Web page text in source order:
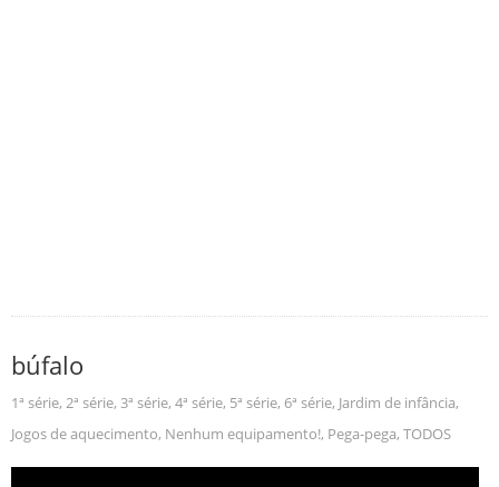
búfalo
1ª série, 2ª série, 3ª série, 4ª série, 5ª série, 6ª série, Jardim de infância,
Jogos de aquecimento, Nenhum equipamento!, Pega-pega, TODOS